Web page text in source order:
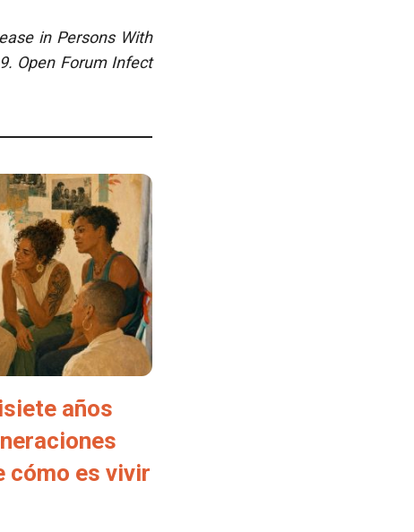
in Persons With
Open Forum Infect
años
cómo es vivir